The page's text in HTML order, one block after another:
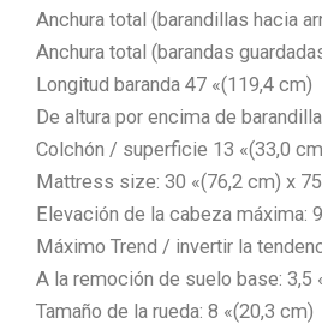
Anchura total (barandillas hacia
Anchura total (barandas
Longitud baranda 47 «(119,4 cm)
De altura por encima de
Colchón / superficie 13 «(33,0
Mattress size: 30 «(76,2 cm) x
Elevación de la cabeza máxima:
Máximo Trend / invertir la
A la remoción de suelo base: 3,5
Tamaño de la rueda: 8 «(20,3 cm)